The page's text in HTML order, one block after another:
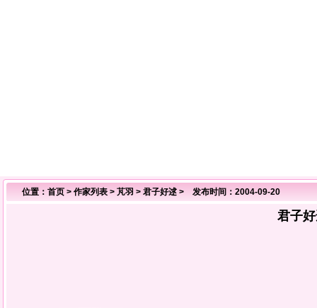
位置： 首页 > 作家列表 > 芃羽 > 君子好逑 > 发布时间：2004-09-20
君子